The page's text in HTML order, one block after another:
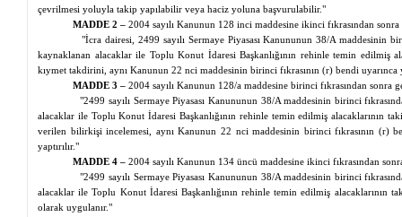
çevrilmesi yoluyla takip yapılabilir veya haciz yoluna başvurulabilir."
MADDE 2 – 2004 sayılı Kanunun 128 inci maddesine ikinci fıkrasından
"İcra dairesi, 2499 sayılı Sermaye Piyasası Kanununun 38/A maddesinin
kaynaklanan alacaklar ile Toplu Konut İdaresi Başkanlığının rehinle temin edilmiş
kıymet takdirini, aynı Kanunun 22 nci maddesinin birinci fıkrasının (r) bendi
MADDE 3 – 2004 sayılı Kanunun 128/a maddesine birinci fıkrasından sonra
"2499 sayılı Sermaye Piyasası Kanununun 38/A maddesinin birinci
alacaklar ile Toplu Konut İdaresi Başkanlığının rehinle temin edilmiş alacaklarının
verilen bilirkişi incelemesi, aynı Kanunun 22 nci maddesinin birinci fıkrasının (r)
yaptırılır."
MADDE 4 – 2004 sayılı Kanunun 134 üncü maddesine ikinci fıkrasından
"2499 sayılı Sermaye Piyasası Kanununun 38/A maddesinin birinci
alacaklar ile Toplu Konut İdaresi Başkanlığının rehinle temin edilmiş
olarak uygulanır."